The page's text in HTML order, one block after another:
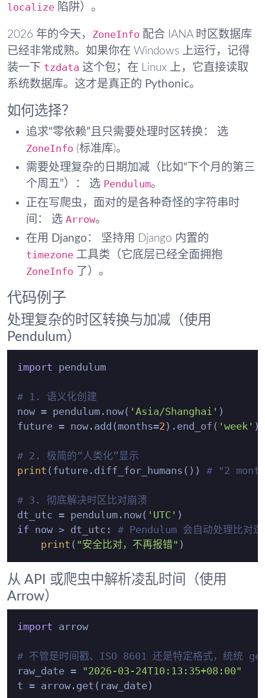
localize 陷阱）。
2026 年的今天， ZoneInfo 配合 IANA 时区数据库
已经非常成熟。如果你在 Windows 上运行，记得
装一下 tzdata 这个包；在 Linux 上，它直接读取
系统数据库。这才是真正的 Pythonic。
如何选择？
追求“零依赖”且只需要处理时区转换： 选
ZoneInfo (标准库)。
需要处理复杂的日期加减（比如“下个月的第三
个周五”）：
选 Pendulum。
正在写爬虫，面对的是各种奇怪的字符串时
间：
选 Arrow。
在用 Django：
坚持用 Django 内置的
timezone 工具类（它底层已经全面拥抱
ZoneInfo 了）。
代码例子
处理复杂的时区转换与加减（使用
Pendulum）
import pendulum
# 1. 语义化创建
now = pendulum.now( 'Asia/Shanghai' )
future = now.add(months=2 ).end_of( 'week' )
# 2. 极简的“人类化”显示
print (future.diff_for_humans()) # "2
# 3. 彻底解决时区比对崩溃
dt_utc = pendulum.now( 'UTC'
if now > dt_utc: # Pendulum 会自动处理比对逻
print ( "安全比对，不再报错"
从 API 或爬虫中解析凌乱时间（使用
Arrow）
import arrow
# 不管是时间戳、ISO 8601 还是特定格式，统统
raw_date = "2026-03-24T10:13:35+08:00"
t = arrow.get(raw_date)